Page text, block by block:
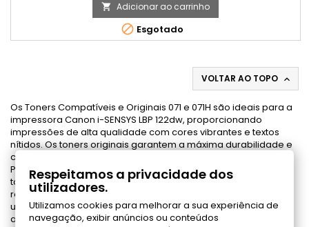
 Adicionar ao carrinho
 Esgotado
VOLTAR AO TOPO 
Os Toners Compatíveis e Originais 071 e 071H são ideais para a
impressora Canon i-SENSYS LBP 122dw, proporcionando
impressões de alta qualidade com cores vibrantes e textos
nítidos. Os toners originais garantem a máxima durabilidade e
confiabilidade, otimizando o desempenho da sua impressora.
Para quem busca economia sem abrir mão da qualidade, os
toners compatíveis são uma excelente escolha, oferecendo
resultados consistentes e uma vida útil prolongada. Seja para
uso doméstico ou profissional, esses toners são perfeitos para
atender às suas necessidades de impressão, assegurando
Respeitamos a privacidade dos
utilizadores.
Utilizamos cookies para melhorar a sua experiência de
navegação, exibir anúncios ou conteúdos